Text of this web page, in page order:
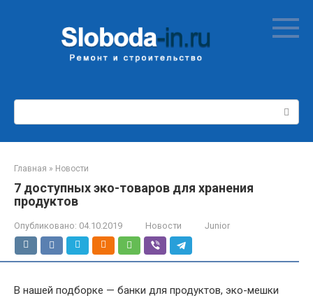
Поиск:
Главная » Новости
7 доступных эко-товаров для хранения
продуктов
Опубликовано: 04.10.2019 Новости Junior
В нашей подборке — банки для продуктов, эко-мешки